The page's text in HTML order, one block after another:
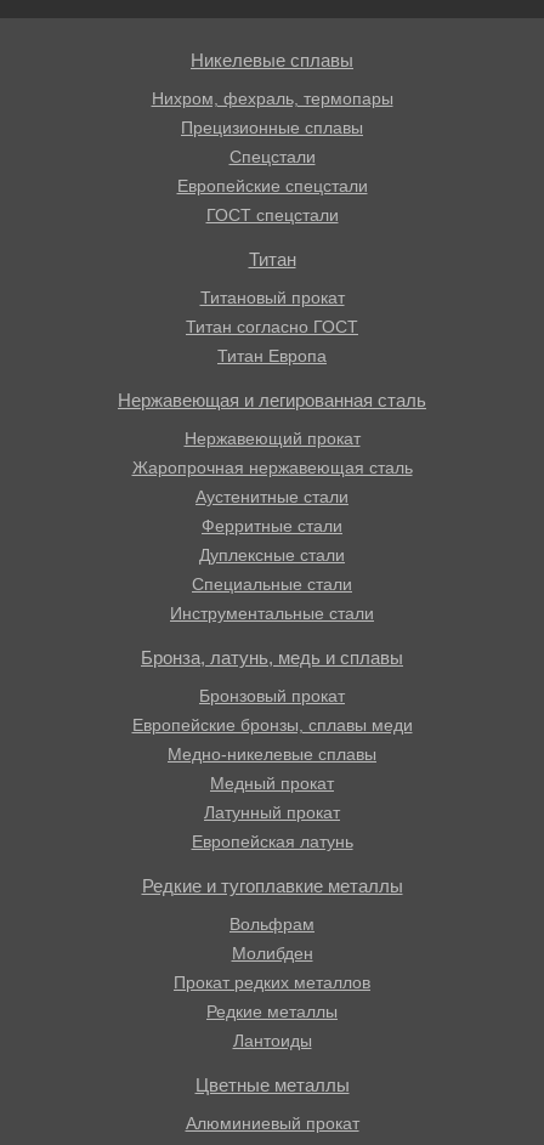
Никелевые сплавы
Нихром, фехраль, термопары
Прецизионные сплавы
Спецстали
Европейские спецстали
ГОСТ спецстали
Титан
Титановый прокат
Титан согласно ГОСТ
Титан Европа
Нержавеющая и легированная сталь
Нержавеющий прокат
Жаропрочная нержавеющая сталь
Аустенитные стали
Ферритные стали
Дуплексные стали
Специальные стали
Инструментальные стали
Бронза, латунь, медь и сплавы
Бронзовый прокат
Европейские бронзы, сплавы меди
Медно-никелевые сплавы
Медный прокат
Латунный прокат
Европейская латунь
Редкие и тугоплавкие металлы
Вольфрам
Молибден
Прокат редких металлов
Редкие металлы
Лантоиды
Цветные металлы
Алюминиевый прокат